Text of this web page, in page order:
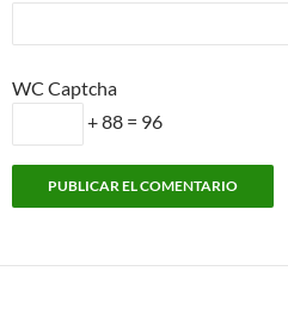
WC Captcha
+ 88 = 96